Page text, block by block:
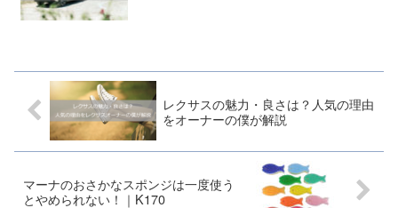
レクサスの魅力・良さは？人気の理由
をオーナーの僕が解説
マーナのおさかなスポンジは一度使う
とやめられない！｜K170